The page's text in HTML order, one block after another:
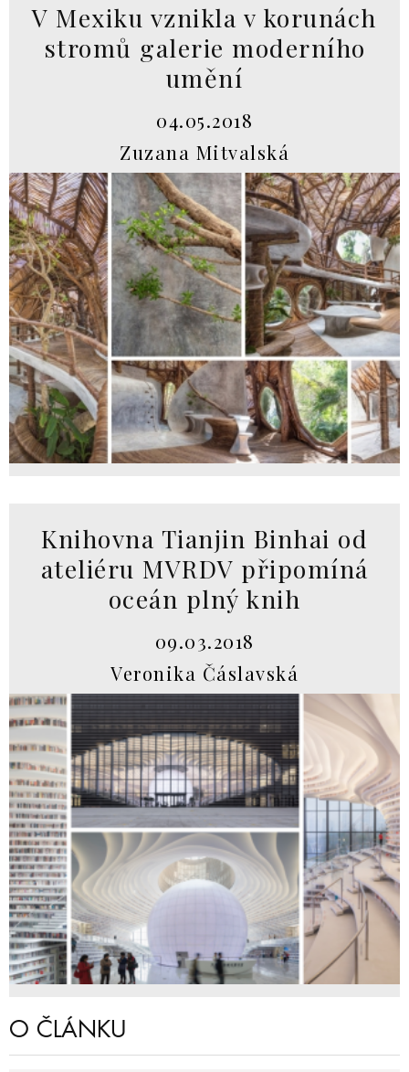
V Mexiku vznikla v korunách
stromů galerie moderního
umění
04.05.2018
Zuzana Mitvalská
Knihovna Tianjin Binhai od
ateliéru MVRDV připomíná
oceán plný knih
09.03.2018
Veronika Čáslavská
O ČLÁNKU